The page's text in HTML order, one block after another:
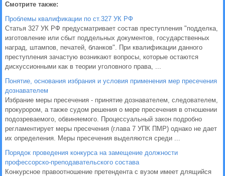
Смотрите также:
Проблемы квалификации по ст.327 УК РФ
Статья 327 УК РФ предусматривает состав преступления "подделка,
изготовление или сбыт поддельных документов, государственных
наград, штампов, печатей, бланков". При квалификации данного
преступления зачастую возникают вопросы, которые остаются
дискуссионными как в теории уголовного права, ...
Понятие, основания избрания и условия применения мер пресечения
дознавателем
Избрание меры пресечения - принятие дознавателем, следователем,
прокурором, а также судом решения о мере пресечения в отношении
подозреваемого, обвиняемого. Процессуальный закон подробно
регламентирует меры пресечения (глава 7 УПК ПМР) однако не дает
их определения. Меры пресечения выделяются среди ...
Порядок проведения конкурса на замещение должности
профессорско-преподавательского состава
Конкурсное правоотношение претендента с вузом имеет длящийся